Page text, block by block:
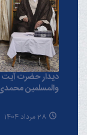
دیدار حضرت آیت
والمسلمین
28 مرداد 1404